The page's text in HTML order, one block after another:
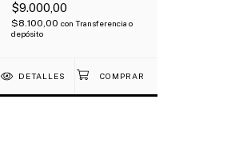
$9.000,00
$8.100,00 con Transferencia o
depósito
DETALLES